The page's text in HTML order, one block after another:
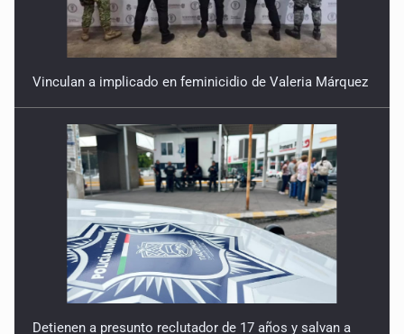
Vinculan a implicado en feminicidio de Valeria Márquez
Detienen a presunto reclutador de 17 años y salvan a